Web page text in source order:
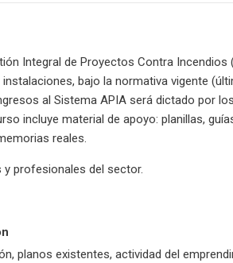
Integral de Proyectos Contra Incendios
bajo la normativa vigente
al Sistema APIA será dictado por
incluye material de apoyo: planillas,
reales.
profesionales del sector.
planos existentes, actividad del